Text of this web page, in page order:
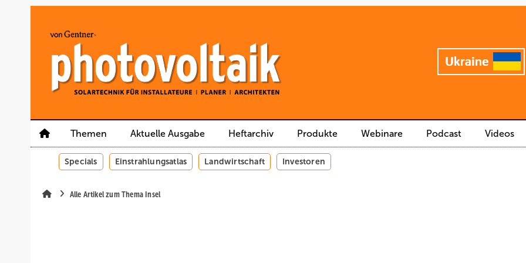
Themen Aktuelle Ausgabe Heftarchiv Produkte Webinare Podcast Videos
Specials Einstrahlungsatlas Landwirtschaft Investoren
Alle Artikel zum Thema Insel